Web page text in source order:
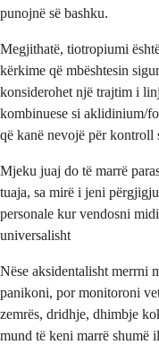
punojnë së bashku.
Megjithatë, tiotropiumi
kërkime që mbështesin
konsiderohet një trajtim i
kombinuese si aklidinium/
që kanë nevojë për kontroll
Mjeku juaj do të marrë
tuaja, sa mirë i jeni
personale kur vendosni
universalisht
Nëse aksidentalisht merrni
panikoni, por monitoroni
zemrës, dridhje, dhimbje
mund të keni marrë shumë